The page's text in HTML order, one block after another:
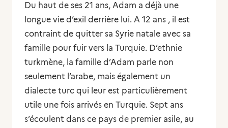
Du haut de ses 21 ans, Adam a déjà une
longue vie d’exil derrière lui. A 12 ans , il est
contraint de quitter sa Syrie natale avec sa
famille pour fuir vers la Turquie. D’ethnie
turkmène, la famille d’Adam parle non
seulement l’arabe, mais également un
dialecte turc qui leur est particulièrement
utile une fois arrivés en Turquie. Sept ans
s’écoulent dans ce pays de premier asile, au